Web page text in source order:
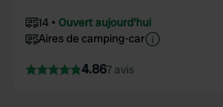
14
Ouvert aujourd'hui
Aires de camping-car
4.867 avis